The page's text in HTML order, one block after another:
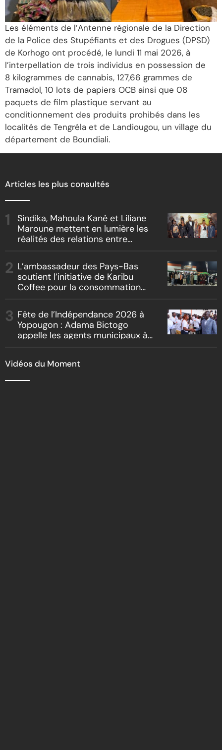
Les éléments de l’Antenne régionale de la Direction
de la Police des Stupéfiants et des Drogues (DPSD)
de Korhogo ont procédé, le lundi 11 mai 2026, à
l’interpellation de trois individus en possession de
8 kilogrammes de cannabis, 127,66 grammes de
Tramadol, 10 lots de papiers OCB ainsi que 08
paquets de film plastique servant au
conditionnement des produits prohibés dans les
localités de Tengréla et de Landiougou, un village du
département de Boundiali.
Articles les plus consultés
Sindika, Mahoula Kané et Liliane
Maroune mettent en lumière les
réalités des relations entre
« Boss vs Boss »
L’ambassadeur des Pays-Bas
soutient l’initiative de Karibu
Coffee pour la consommation
reboisement
Fête de l’Indépendance 2026 à
Yopougon : Adama Bictogo
appelle les agents municipaux à
Vidéos du Moment